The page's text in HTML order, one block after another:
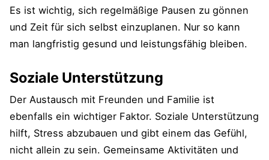
Es ist wichtig, sich regelmäßige Pausen zu gönnen
und Zeit für sich selbst einzuplanen. Nur so kann
man langfristig gesund und leistungsfähig bleiben.
Soziale Unterstützung
Der Austausch mit Freunden und Familie ist
ebenfalls ein wichtiger Faktor. Soziale Unterstützung
hilft, Stress abzubauen und gibt einem das Gefühl,
nicht allein zu sein. Gemeinsame Aktivitäten und